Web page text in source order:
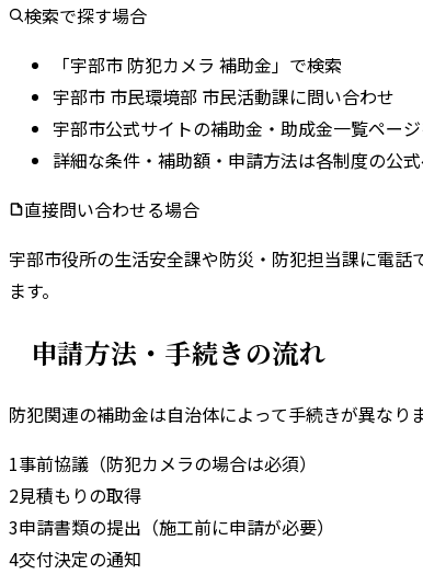
検索で探す場合
「宇部市 防犯カメラ 補助金」で検索
宇部市 市民環境部 市民活動課に問い合わせ
宇部市公式サイトの補助金・助成金一覧ペー
詳細な条件・補助額・申請方法は各制度の公
直接問い合わせる場合
宇部市役所の生活安全課や防災・防犯担当課に電話
ます。
申請方法・手続きの流れ
防犯関連の補助金は自治体によって手続きが異なり
1事前協議（防犯カメラの場合は必須）
2見積もりの取得
3申請書類の提出（施工前に申請が必要）
4交付決定の通知